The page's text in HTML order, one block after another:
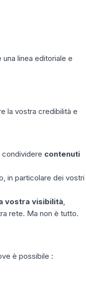
linea editoriale e
la vostra credibilità e
condividere contenuti
in particolare dei vostri
vostra visibilità,
rete. Ma non è tutto.
è possibile :